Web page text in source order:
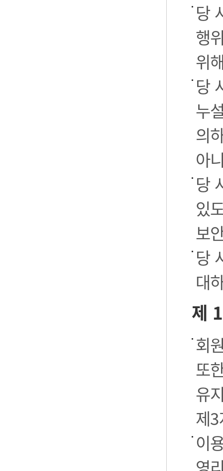
당
행
위
당
누
의
아
당
있
보
당
대
제
회
또
유
제
이